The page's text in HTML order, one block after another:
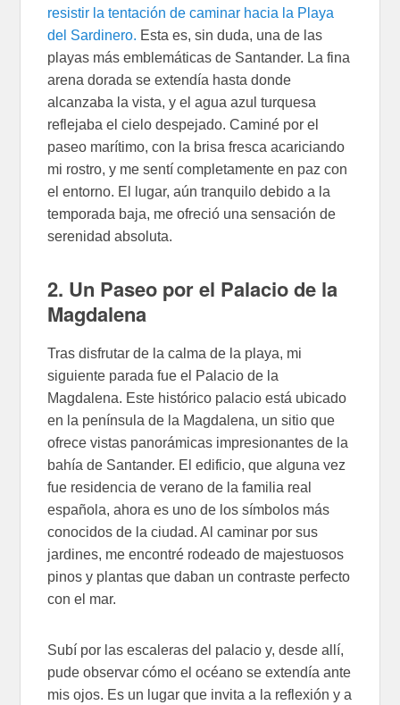
resistir la tentación de caminar hacia la Playa
del Sardinero. Esta es, sin duda, una de las
playas más emblemáticas de Santander. La fina
arena dorada se extendía hasta donde
alcanzaba la vista, y el agua azul turquesa
reflejaba el cielo despejado. Caminé por el
paseo marítimo, con la brisa fresca acariciando
mi rostro, y me sentí completamente en paz con
el entorno. El lugar, aún tranquilo debido a la
temporada baja, me ofreció una sensación de
serenidad absoluta.
2. Un Paseo por el Palacio de la
Magdalena
Tras disfrutar de la calma de la playa, mi
siguiente parada fue el Palacio de la
Magdalena. Este histórico palacio está ubicado
en la península de la Magdalena, un sitio que
ofrece vistas panorámicas impresionantes de la
bahía de Santander. El edificio, que alguna vez
fue residencia de verano de la familia real
española, ahora es uno de los símbolos más
conocidos de la ciudad. Al caminar por sus
jardines, me encontré rodeado de majestuosos
pinos y plantas que daban un contraste perfecto
con el mar.
Subí por las escaleras del palacio y, desde allí,
pude observar cómo el océano se extendía ante
mis ojos. Es un lugar que invita a la reflexión y a